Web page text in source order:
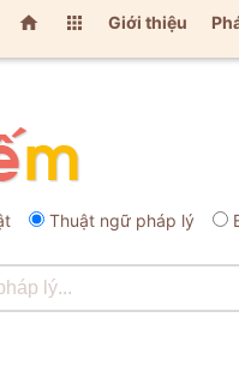
  Giới thiệu
Thuật ngữ pháp lý